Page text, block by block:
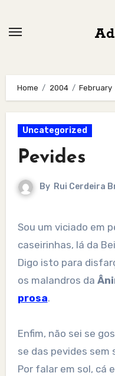
Home 2004 February
Uncategorized
Pevides
By Rui Cerdeira
Sou um viciado em pevides, pevides de abóbora,
caseirinhas, lá da
Digo isto para
os malandros da
prosa.
Enfim, não sei se
se das pevides sem
Por falar em sol, cá